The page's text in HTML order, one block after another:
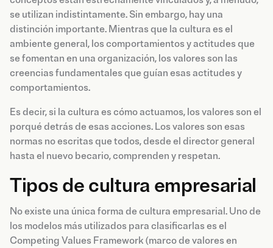
se utilizan indistintamente. Sin embargo, hay una
distinción importante. Mientras que la cultura es el
ambiente general, los comportamientos y actitudes que
se fomentan en una organización, los valores son las
creencias fundamentales que guían esas actitudes y
comportamientos.
Es decir, si la cultura es cómo actuamos, los valores son el
porqué detrás de esas acciones. Los valores son esas
normas no escritas que todos, desde el director general
hasta el nuevo becario, comprenden y respetan.
Tipos de cultura empresarial
No existe una única forma de cultura empresarial. Uno de
los modelos más utilizados para clasificarlas es el
Competing Values Framework (marco de valores en